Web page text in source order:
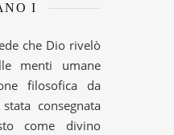
I
menti umane
filosofica da
consegnata
come divino